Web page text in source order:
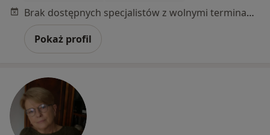
Brak dostępnych specjalistów z wolnymi terminami w tym centrum medycznym.
Pokaż profil